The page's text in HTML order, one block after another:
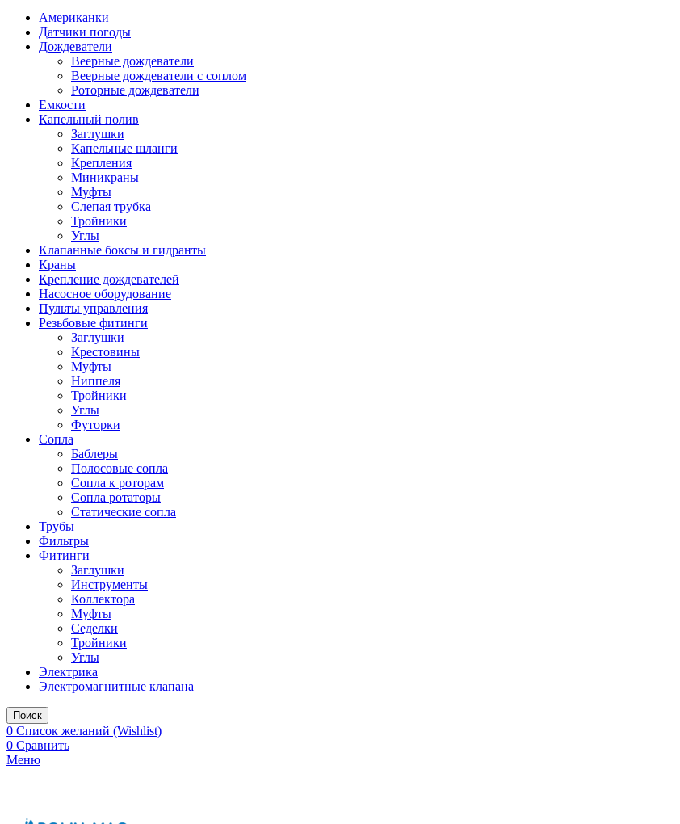
Американки
Датчики погоды
Дождеватели
Веерные дождеватели
Веерные дождеватели с соплом
Роторные дождеватели
Емкости
Капельный полив
Заглушки
Капельные шланги
Крепления
Миникраны
Муфты
Слепая трубка
Тройники
Углы
Клапанные боксы и гидранты
Краны
Крепление дождевателей
Насосное оборудование
Пульты управления
Резьбовые фитинги
Заглушки
Крестовины
Муфты
Ниппеля
Тройники
Углы
Футорки
Сопла
Баблеры
Полосовые сопла
Сопла к роторам
Сопла ротаторы
Статические сопла
Трубы
Фильтры
Фитинги
Заглушки
Инструменты
Коллектора
Муфты
Седелки
Тройники
Углы
Электрика
Электромагнитные клапана
Поиск
0 Список желаний (Wishlist)
0 Сравнить
Меню